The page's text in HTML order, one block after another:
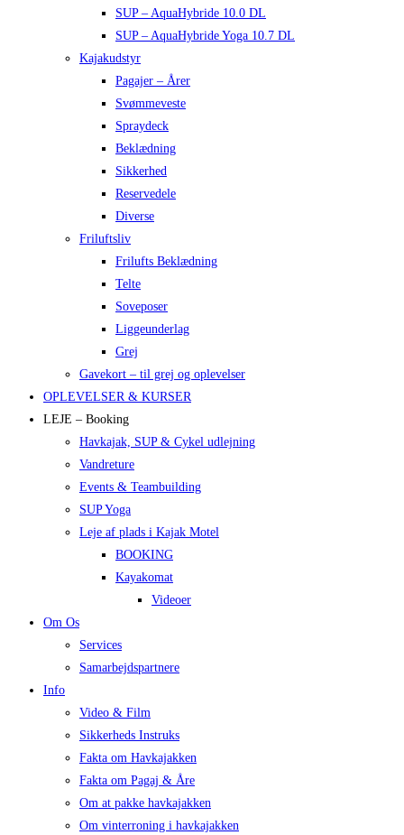
SUP – AquaHybride 10.0 DL
SUP – AquaHybride Yoga 10.7 DL
Kajakudstyr
Pagajer – Årer
Svømmeveste
Spraydeck
Beklædning
Sikkerhed
Reservedele
Diverse
Friluftsliv
Frilufts Beklædning
Telte
Soveposer
Liggeunderlag
Grej
Gavekort – til grej og oplevelser
OPLEVELSER & KURSER
LEJE – Booking
Havkajak, SUP & Cykel udlejning
Vandreture
Events & Teambuilding
SUP Yoga
Leje af plads i Kajak Motel
BOOKING
Kayakomat
Videoer
Om Os
Services
Samarbejdspartnere
Info
Video & Film
Sikkerheds Instruks
Fakta om Havkajakken
Fakta om Pagaj & Åre
Om at pakke havkajakken
Om vinterroning i havkajakken